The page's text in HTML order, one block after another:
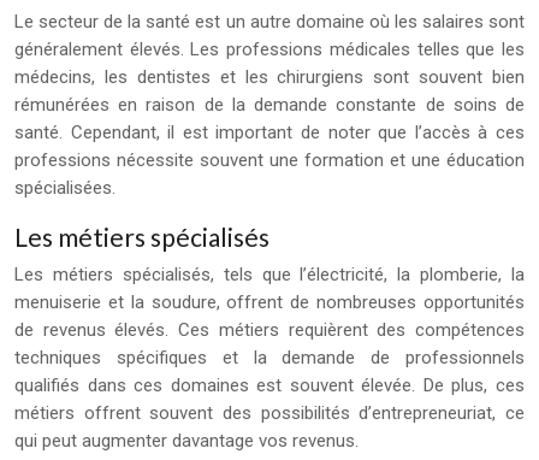
Le secteur de la santé est un autre domaine où les salaires sont
généralement élevés. Les professions médicales telles que les
médecins, les dentistes et les chirurgiens sont souvent bien
rémunérées en raison de la demande constante de soins de
santé. Cependant, il est important de noter que l’accès à ces
professions nécessite souvent une formation et une éducation
spécialisées.
Les métiers spécialisés
Les métiers spécialisés, tels que l’électricité, la plomberie, la
menuiserie et la soudure, offrent de nombreuses opportunités
de revenus élevés. Ces métiers requièrent des compétences
techniques spécifiques et la demande de professionnels
qualifiés dans ces domaines est souvent élevée. De plus, ces
métiers offrent souvent des possibilités d’entrepreneuriat, ce
qui peut augmenter davantage vos revenus.